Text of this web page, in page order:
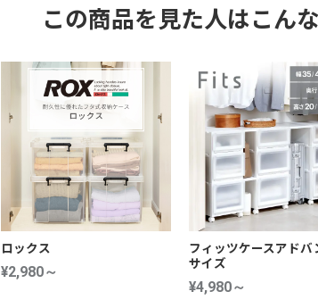
この商品を見た人はこん
ロックス
¥2,980～
フィッツケースアドバ
サイズ
¥4,980～